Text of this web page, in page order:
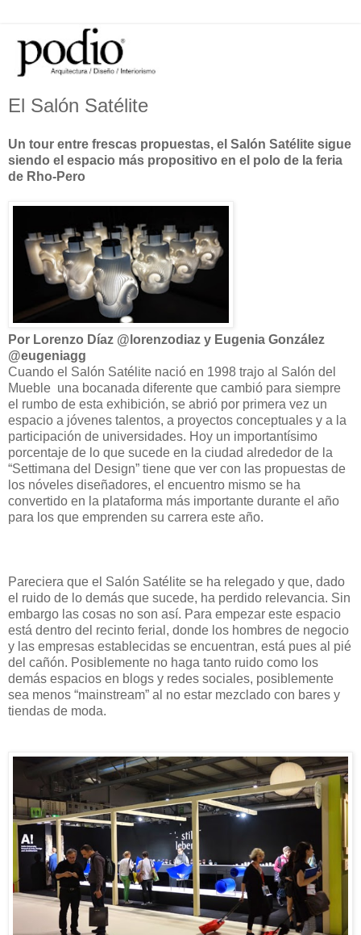
El Salón Satélite
Un tour entre frescas propuestas, el Salón Satélite sigue
siendo el espacio más propositivo en el polo de la feria
de Rho-Pero
Por Lorenzo Díaz @lorenzodiaz y Eugenia González
@eugeniagg
Cuando el Salón Satélite nació en 1998 trajo al Salón del
Mueble una bocanada diferente que cambió para siempre
el rumbo de esta exhibición, se abrió por primera vez un
espacio a jóvenes talentos, a proyectos conceptuales y a la
participación de universidades. Hoy un importantísimo
porcentaje de lo que sucede en la ciudad alrededor de la
“Settimana del Design” tiene que ver con las propuestas de
los nóveles diseñadores, el encuentro mismo se ha
convertido en la plataforma más importante durante el año
para los que emprenden su carrera este año.
Pareciera que el Salón Satélite se ha relegado y que, dado
el ruido de lo demás que sucede, ha perdido relevancia. Sin
embargo las cosas no son así. Para empezar este espacio
está dentro del recinto ferial, donde los hombres de negocio
y las empresas establecidas se encuentran, está pues al pié
del cañón. Posiblemente no haga tanto ruido como los
demás espacios en blogs y redes sociales, posiblemente
sea menos “mainstream” al no estar mezclado con bares y
tiendas de moda.